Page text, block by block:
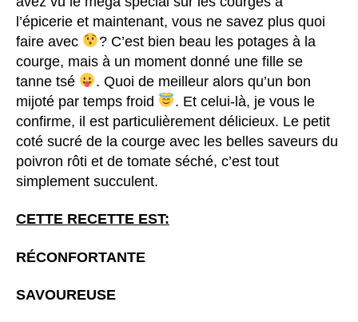
l’épicerie et maintenant, vous ne savez plus quoi
faire avec
? C’est bien beau les potages à la
courge, mais à un moment donné une fille se
tanne tsé
. Quoi de meilleur alors qu’un bon
mijoté par temps froid
. Et celui-là, je vous le
confirme, il est particulièrement délicieux. Le petit
coté sucré de la courge avec les belles saveurs du
poivron rôti et de tomate séché, c’est tout
simplement succulent.
CETTE RECETTE EST:
RÉCONFORTANTE
SAVOUREUSE